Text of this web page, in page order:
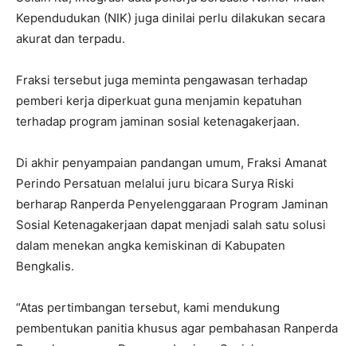
Kependudukan (NIK) juga dinilai perlu dilakukan secara
akurat dan terpadu.
Fraksi tersebut juga meminta pengawasan terhadap
pemberi kerja diperkuat guna menjamin kepatuhan
terhadap program jaminan sosial ketenagakerjaan.
Di akhir penyampaian pandangan umum, Fraksi Amanat
Perindo Persatuan melalui juru bicara Surya Riski
berharap Ranperda Penyelenggaraan Program Jaminan
Sosial Ketenagakerjaan dapat menjadi salah satu solusi
dalam menekan angka kemiskinan di Kabupaten
Bengkalis.
“Atas pertimbangan tersebut, kami mendukung
pembentukan panitia khusus agar pembahasan Ranperda